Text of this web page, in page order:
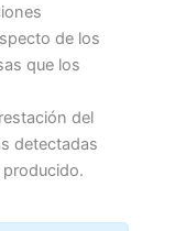
de los
que los
del
detectadas